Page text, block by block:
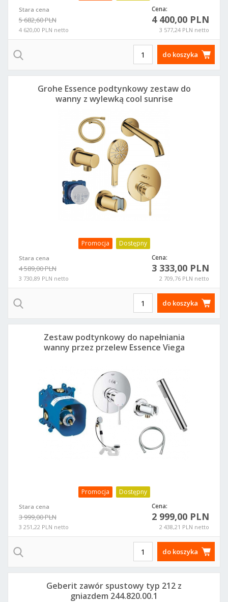
Stara cena
5 682,60 PLN
4 620,00 PLN netto
Cena:
4 400,00 PLN
3 577,24 PLN netto
do koszyka
Promocja Dostępny
Stara cena
4 589,00 PLN
3 730,89 PLN netto
Cena:
3 333,00 PLN
2 709,76 PLN netto
Grohe Essence podtynkowy zestaw do
wanny z wylewką cool sunrise
do koszyka
Promocja Dostępny
Stara cena
3 999,00 PLN
3 251,22 PLN netto
Cena:
2 999,00 PLN
2 438,21 PLN netto
Zestaw podtynkowy do napełniania
wanny przez przelew Essence Viega
do koszyka
Geberit zawór spustowy typ 212 z
gniazdem 244.820.00.1